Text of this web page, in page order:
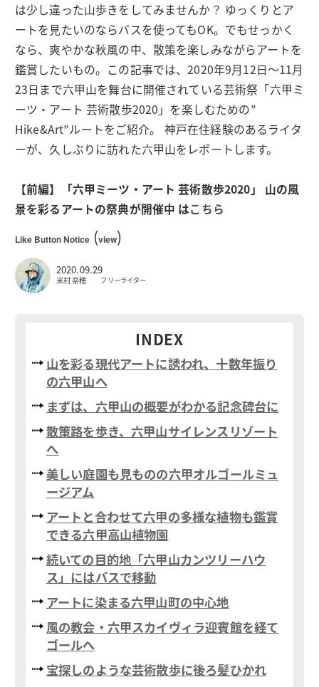
は少し違った山歩きをしてみませんか？ ゆっくりとア
ートを見たいのならバスを使ってもOK。でもせっかく
なら、爽やかな秋風の中、散策を楽しみながらアートを
鑑賞したいもの。この記事では、2020年9月12日〜11月
23日まで六甲山を舞台に開催されている芸術祭「六甲ミ
ーツ・アート 芸術散歩2020」を楽しむための”
Hike&Art”ルートをご紹介。 神戸在住経験のあるライタ
ーが、久しぶりに訪れた六甲山をレポートします。
【前編】「六甲ミーツ・アート 芸術散歩2020」 山の風
景を彩るアートの祭典が開催中 はこちら
Like Button Notice(view)
2020.09.29
米村 奈穂 フリーライター
INDEX
山を彩る現代アートに誘われ、十数年振り
の六甲山へ
まずは、六甲山の概要がわかる記念碑台に
散策路を歩き、六甲山サイレンスリゾート
へ
美しい庭園も見ものの六甲オルゴールミュ
ージアム
アートと合わせて六甲の多様な植物も鑑賞
できる六甲高山植物園
続いての目的地「六甲山カンツリーハウ
ス」にはバスで移動
アートに染まる六甲山町の中心地
風の教会・六甲スカイヴィラ迎賓館を経て
ゴールへ
宝探しのような芸術散歩に後ろ髪ひかれ